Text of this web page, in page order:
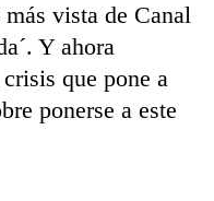
vista de Canal
Y ahora
que pone a
ponerse a este